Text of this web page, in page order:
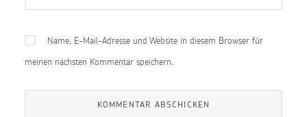
Name, E-Mail-Adresse und Website in diesem Browser für
meinen nächsten Kommentar speichern.